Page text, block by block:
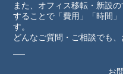
また、オフィス移転・新設
することで「費用」「時間
す。
どんなご質問・ご相談でも
お